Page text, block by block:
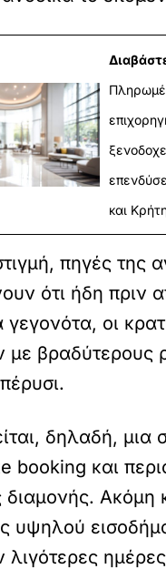
και
πηγές της
ότι ήδη πριν
γεγονότα, οι
με βραδύτερους
δηλαδή, μια
booking και
διαμονής. Ακόμη
υψηλού
λιγότερες